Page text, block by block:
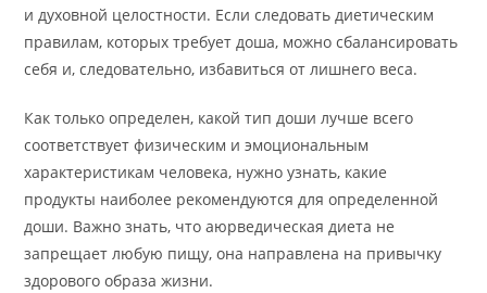
и духовной целостности. Если следовать диетическим
правилам, которых требует доша, можно сбалансировать
себя и, следовательно, избавиться от лишнего веса.
Как только определен, какой тип доши лучше всего
соответствует физическим и эмоциональным
характеристикам человека, нужно узнать, какие
продукты наиболее рекомендуются для определенной
доши. Важно знать, что аюрведическая диета не
запрещает любую пищу, она направлена на привычку
здорового образа жизни.